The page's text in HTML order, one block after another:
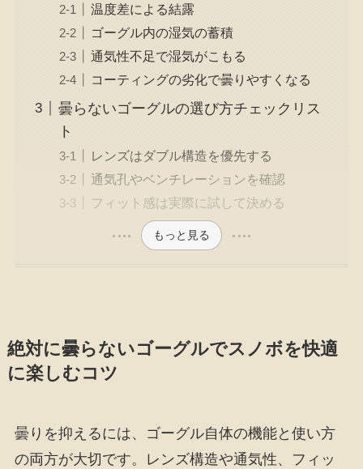
温度差による結露
ゴーグル内の湿気の蓄積
通気性不足で湿気がこもる
コーティングの劣化で曇りやすくなる
曇らないゴーグルの選び方チェックリス
ト
レンズはダブル構造を優先する
通気孔やベンチレーションを確認
フィット感は実際に試して決める
もっと見る
絶対に曇らないゴーグルでスノボを快適
に楽しむコツ
曇りを抑えるには、ゴーグル自体の機能と使い方
の両方が大切です。レンズ構造や通気性、フィッ